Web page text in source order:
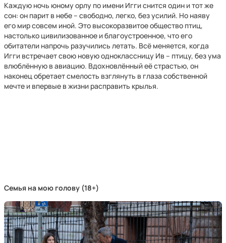
Каждую ночь юному орлу по имени Игги снится один и тот же
сон: он парит в небе – свободно, легко, без усилий. Но наяву
его мир совсем иной. Это высокоразвитое общество птиц,
настолько цивилизованное и благоустроенное, что его
обитатели напрочь разучились летать. Всё меняется, когда
Игги встречает свою новую одноклассницу Ив – птицу, без ума
влюблённую в авиацию. Вдохновлённый её страстью, он
наконец обретает смелость взглянуть в глаза собственной
мечте и впервые в жизни расправить крылья.
Семья на мою голову (18+)